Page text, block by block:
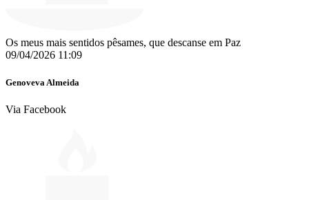
Os meus mais sentidos pêsames, que descanse em Paz
09/04/2026 11:09
Genoveva Almeida
Via Facebook